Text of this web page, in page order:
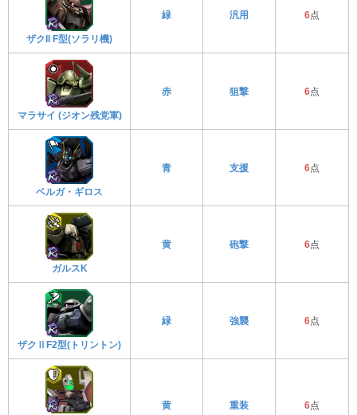
ザクII F型(ソラリ機)
緑 汎用 6点
マラサイ (ジオン残党軍)
赤 狙撃 6点
ベルガ・ギロス
青 支援 6点
ガルスK
黄 砲撃 6点
ザクⅡF2型(トリントン)
緑 強襲 6点
黄 重装 6点